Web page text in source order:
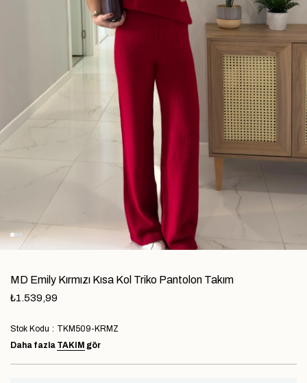
MD Emily Kırmızı Kısa Kol Triko Pantolon Takım
₺1.539,99
Stok Kodu
TKM509-KRMZ
Daha fazla TAKIM gör